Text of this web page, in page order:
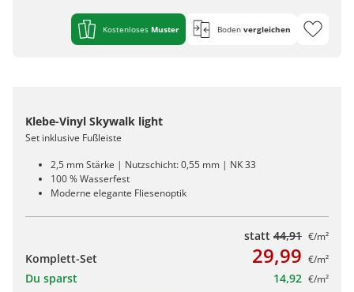
Kostenloses Muster Boden vergleichen
Klebe-Vinyl Skywalk light
Set inklusive Fußleiste
2,5 mm Stärke | Nutzschicht: 0,55 mm | NK 33
100 % Wasserfest
Moderne elegante Fliesenoptik
statt 44,91 €/m²
Komplett-Set 29,99 €/m²
Du sparst 14,92 €/m²